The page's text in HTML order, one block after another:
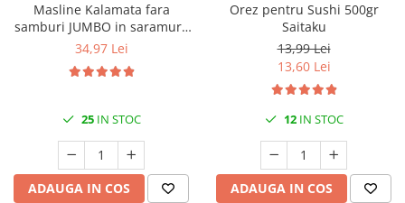
Masline Kalamata fara
samburi JUMBO in saramura
1kg FOS
34,97 Lei
25IN STOC
ADAUGA IN COS
Orez pentru Sushi 500gr
Saitaku
13,99 Lei
13,60 Lei
12IN STOC
ADAUGA IN COS